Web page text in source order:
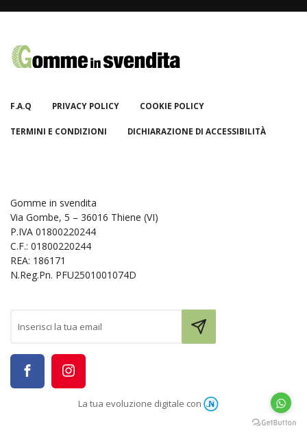
F.A.Q PRIVACY POLICY COOKIE POLICY
TERMINI E CONDIZIONI DICHIARAZIONE DI ACCESSIBILITÀ
Gomme in svendita
Via Gombe, 5 – 36016 Thiene (VI)
P.IVA 01800220244
C.F.: 01800220244
REA: 186171
N.Reg.Pn. PFU2501001074D
La tua evoluzione digitale con